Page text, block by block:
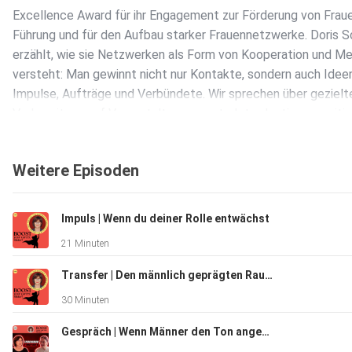
Excellence Award für ihr Engagement zur Förderung von
Führung und für den Aufbau starker Frauennetzwerke. Doris
erzählt, wie sie Netzwerken als Form von Kooperation und
versteht: Man gewinnt nicht nur Kontakte, sondern auch
Impulse, Aufträge und Verbündete. Wir sprechen über
Besonders stark ist ihre Haltung: Netzwerken ist kein
erreichen. Dieser Podcast entsteht in Kooperation mit dem
Wirtschaftsmagazin sheconomy. Dieser Themenzyklus
Beziehungen aufbauen, die wirklich tragen 2/3 Netzwerken ist
Gegenteil von Kämpfen | Doris Schulz, Preisträgerin des
Excellence Awards der United Nations 3/3 Sichtbar wird, wer
Weitere Episoden
Impuls | Wenn du deiner Rolle entwächst
21 Minuten
Transfer | Den männlich geprägten Raum gestalten
30 Minuten
Gespräch | Wenn Männer den Ton angeben | Susan Lehmann, Senior Project Managerin Verteidigungsindustrie